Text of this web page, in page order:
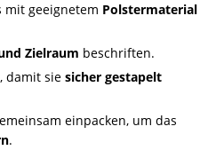
mit geeignetem Polstermaterial
Zielraum beschriften.
damit sie sicher gestapelt
einpacken, um das
.